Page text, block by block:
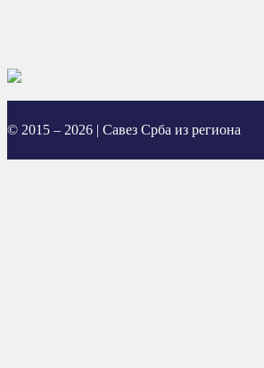
© 2015 – 2026 | Савез Срба из региона